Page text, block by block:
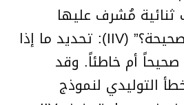
مُشرف عليها
تُسمى “هل هي صحيحة؟” (IIV): تحديد ما إذا
أم خاطئاً. وقد
التوليدي لنموذج